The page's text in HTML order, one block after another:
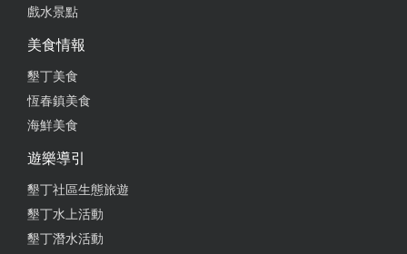
到墾丁前，我們的用餐首選。。。 記得要先訂
位。。。 這裡的出餐速度～ 真的是也很快。。。 超
脆脆的。。。 雞肉的肉質～軟嫩多汁。。。 吃飽
後，還能到停車場後方～ 看山羊與浣熊。。。 這裡
的料理～ 每道餐點的口味～都算是不錯。。。 尤其
淨衛生。。。 這裡的餐點 ～ 整體表現得不油膩
。。。 口味不錯。。。 很適合來墾丁旅遊時，安排
用餐。。。
戲水景點
美食情報
墾丁美食
恆春鎮美食
海鮮美食
遊樂導引
墾丁社區生態旅遊
墾丁水上活動
墾丁潛水活動